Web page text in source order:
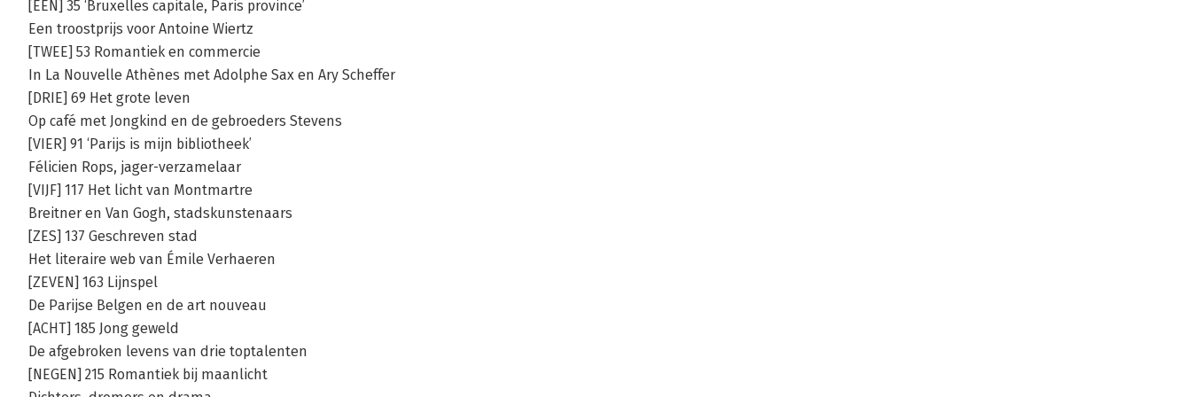
[EEN] 35 ‘Bruxelles capitale, Paris province’
Een troostprijs voor Antoine Wiertz
[TWEE] 53 Romantiek en commercie
In La Nouvelle Athènes met Adolphe Sax en Ary Scheffer
[DRIE] 69 Het grote leven
Op café met Jongkind en de gebroeders Stevens
[VIER] 91 ‘Parijs is mijn bibliotheek’
Félicien Rops, jager-verzamelaar
[VIJF] 117 Het licht van Montmartre
Breitner en Van Gogh, stadskunstenaars
[ZES] 137 Geschreven stad
Het literaire web van Émile Verhaeren
[ZEVEN] 163 Lijnspel
De Parijse Belgen en de art nouveau
[ACHT] 185 Jong geweld
De afgebroken levens van drie toptalenten
[NEGEN] 215 Romantiek bij maanlicht